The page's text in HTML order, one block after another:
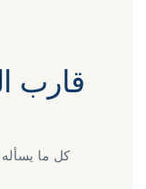
قارب
كل ما